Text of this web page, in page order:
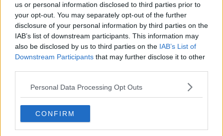
us or personal information disclosed to third parties prior to
your opt-out. You may separately opt-out of the further
disclosure of your personal information by third parties on the
IAB’s list of downstream participants. This information may
also be disclosed by us to third parties on the IAB’s List of
Downstream Participants that may further disclose it to other
Personal Data Processing Opt Outs
CONFIRM
Articoli dal Blog “Pensieri della domenica” di Libero Venturi
​Agorà reloaded
Ultimo
​L’urlo e gli inglesi
Carrà
Il Presidente
​Il Giro
Insopportabile
​Mentre